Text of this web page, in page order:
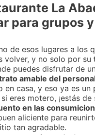
La
para grupos y
de esos lugares a los
volver, y no solo por su
puedes disfrutar de
amable del
en casa, y eso ya es un
eres motero, ¡estás de
en las
aliciente para
tan agradable.